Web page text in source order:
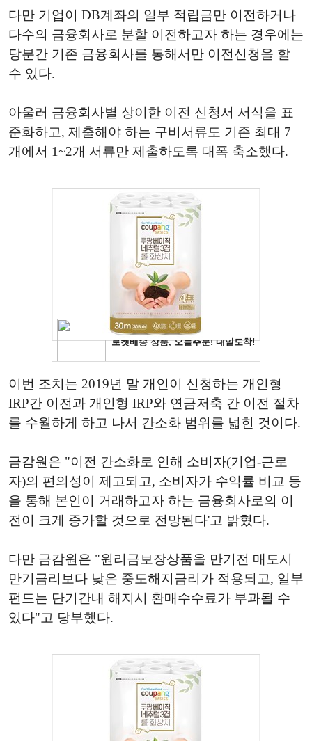
다만 기업이 DB계좌의 일부 적립금만 이전하거나
다수의 금융회사로 분할 이전하고자 하는 경우에는
당분간 기존 금융회사를 통해서만 이전신청을 할
수 있다.
아울러 금융회사별 상이한 이전 신청서 서식을 표
준화하고, 제출해야 하는 구비서류도 기존 최대 7
개에서 1~2개 서류만 제출하도록 대폭 축소했다.
이번 조치는 2019년 말 개인이 신청하는 개인형
IRP간 이전과 개인형 IRP와 연금저축 간 이전 절차
를 수월하게 하고 나서 간소화 범위를 넓힌 것이다.
금감원은 "이전 간소화로 인해 소비자(기업-근로
자)의 편의성이 제고되고, 소비자가 수익률 비교 등
을 통해 본인이 거래하고자 하는 금융회사로의 이
전이 크게 증가할 것으로 전망된다'고 밝혔다.
다만 금감원은 "원리금보장상품을 만기전 매도시
만기금리보다 낮은 중도해지금리가 적용되고, 일부
펀드는 단기간내 해지시 환매수수료가 부과될 수
있다"고 당부했다.